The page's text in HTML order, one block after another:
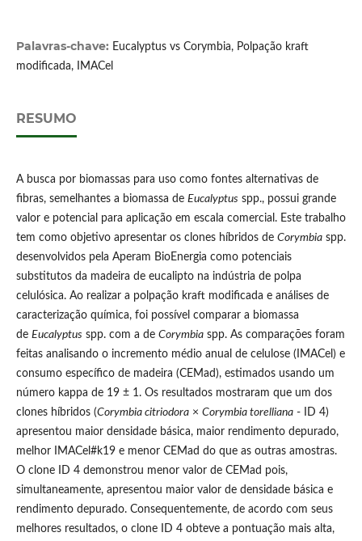
Palavras-chave: Eucalyptus vs Corymbia, Polpação kraft
modificada, IMACel
RESUMO
A busca por biomassas para uso como fontes alternativas de
fibras, semelhantes a biomassa de Eucalyptus spp., possui grande
valor e potencial para aplicação em escala comercial. Este trabalho
tem como objetivo apresentar os clones híbridos de Corymbiaspp.
desenvolvidos pela Aperam BioEnergia como potenciais
substitutos da madeira de eucalipto na indústria de polpa
celulósica. Ao realizar a polpação kraft modificada e análises de
caracterização química, foi possível comparar a biomassa
de Eucalyptus spp. com a de Corymbiaspp. As comparações foram
feitas analisando o incremento médio anual de celulose (IMACel) e
consumo específico de madeira (CEMad), estimados usando um
número kappa de 19 ± 1. Os resultados mostraram que um dos
clones híbridos (Corymbia citriodora× Corymbia torelliana- ID 4)
apresentou maior densidade básica, maior rendimento depurado,
melhor IMACel#k19 e menor CEMad do que as outras amostras.
O clone ID 4 demonstrou menor valor de CEMad pois,
simultaneamente, apresentou maior valor de densidade básica e
rendimento depurado. Consequentemente, de acordo com seus
melhores resultados, o clone ID 4 obteve a pontuação mais alta,